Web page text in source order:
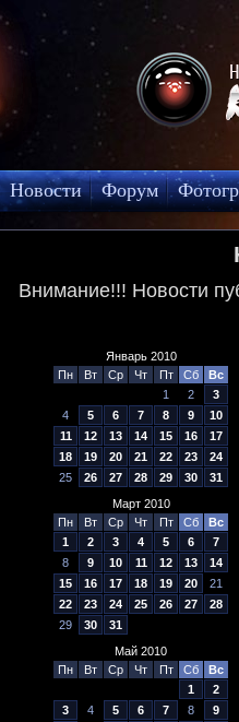
Новости Форум
Внимание!!! Новости
Январь 2010
Пн
Вт Ср Чт Пт Сб
Вс
1
2
3
4
5 6 7 8 9
10
11
12 13 14 15 16
17
18
19 20 21 22 23
24
25
26 27 28 29 30 31
Март 2010
Пн
Вт Ср Чт Пт Сб
Вс
1
2 3 4 5 6
7
8
9 10 11 12 13
14
15
16 17 18 19 20
21
22
23 24 25 26 27
28
29
30 31
Май 2010
Пн
Вт Ср Чт Пт Сб
Вс
1
2
3
4 5 6 7 8
9